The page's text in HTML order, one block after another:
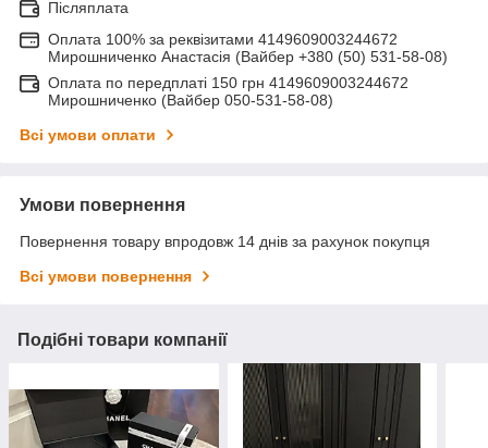
Післяплата
Оплата 100% за реквізитами 4149609003244672
Мирошниченко Анастасія (Вайбер +380 (50) 531-58-08)
Оплата по передплаті 150 грн 4149609003244672
Мирошниченко (Вайбер 050-531-58-08)
Всі умови оплати
Умови повернення
Повернення товару впродовж 14 днів за рахунок покупця
Всі умови повернення
Подібні товари компанії